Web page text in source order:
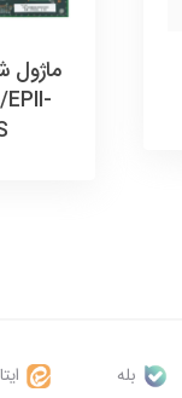
بله ایتا